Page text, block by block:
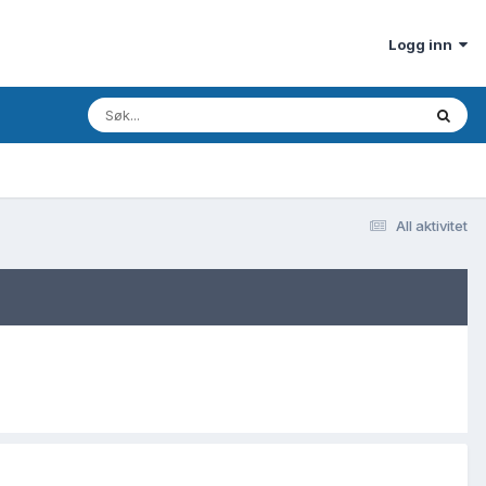
Logg inn
All aktivitet